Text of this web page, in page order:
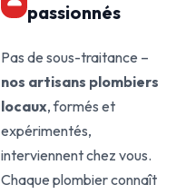
passionnés
Pas de sous-traitance –
nos artisans plombiers
locaux, formés et
expérimentés,
interviennent chez vous.
Chaque plombier connaît